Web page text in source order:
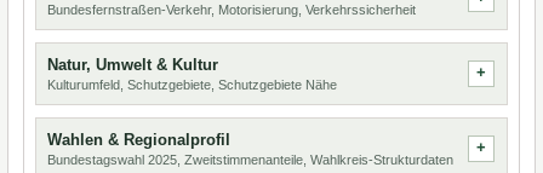
Bundesfernstraßen-Verkehr, Motorisierung, Verkehrssicherheit
Natur, Umwelt & Kultur
Kulturumfeld, Schutzgebiete, Schutzgebiete Nähe
Wahlen & Regionalprofil
Bundestagswahl 2025, Zweitstimmenanteile, Wahlkreis-Strukturdaten